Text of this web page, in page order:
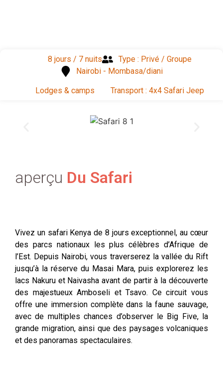
8 jours / 7 nuits
Type : Privé / Groupe
Nairobi - Mombasa/diani
Lodges & camps Transport : 4x4 Safari Jeep
aperçu Du Safari
Vivez un safari Kenya de 8 jours exceptionnel, au cœur
des parcs nationaux les plus célèbres d’Afrique de
l’Est. Depuis Nairobi, vous traverserez la vallée du Rift
jusqu’à la réserve du Masai Mara, puis explorerez les
lacs Nakuru et Naivasha avant de partir à la découverte
des majestueux Amboseli et Tsavo. Ce circuit vous
offre une immersion complète dans la faune sauvage,
avec de multiples chances d’observer le Big Five, la
grande migration, ainsi que des paysages volcaniques
et des panoramas spectaculaires.